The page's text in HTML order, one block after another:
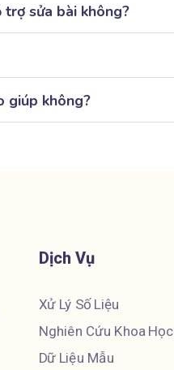
trợ sửa bài không?
giúp không?
Dịch Vụ
Xử Lý Số Liệu
Nghiên Cứu Khoa Học
Dữ Liệu Mẫu